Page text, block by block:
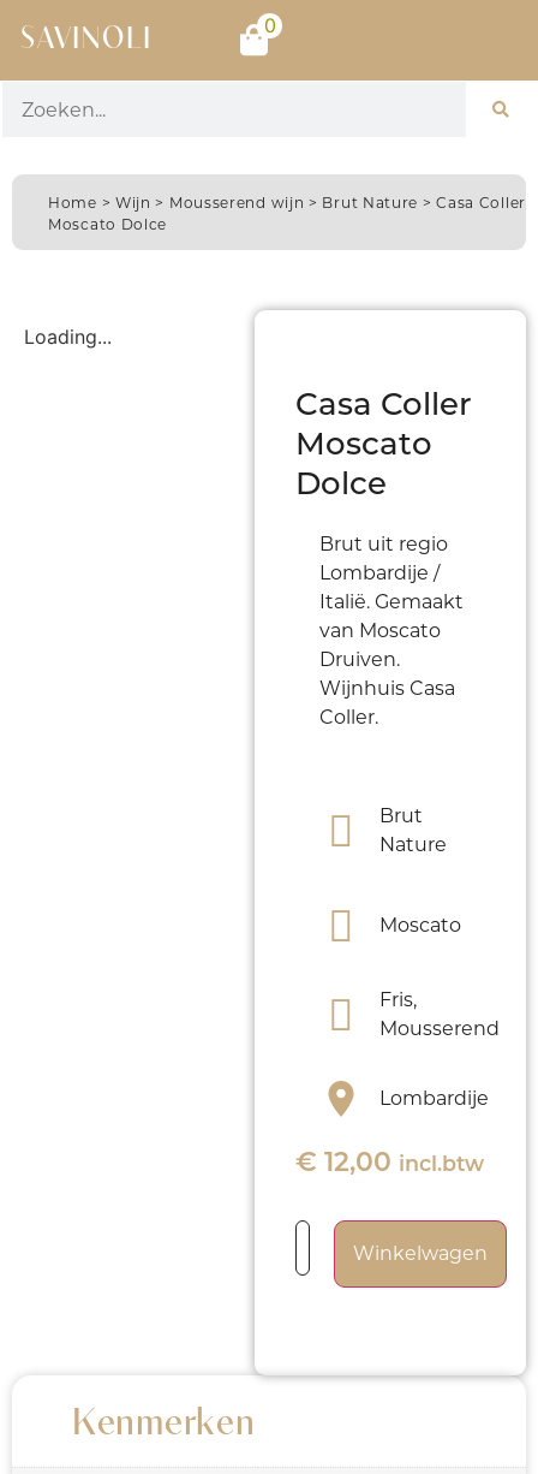
SAVINOLI 0
Home > Wijn > Mousserend wijn > Brut Nature > Casa Coller
Moscato Dolce
Loading...
Casa Coller
Moscato
Dolce
Brut uit regio
Lombardije /
Italië. Gemaakt
van Moscato
Druiven.
Wijnhuis Casa
Coller.
Brut
Nature
Moscato
Fris,
Mousserend
Lombardije
€ 12,00 incl.btw
Winkelwagen
Kenmerken